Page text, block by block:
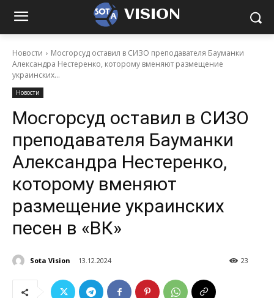
VISION
Новости
Мосгорсуд оставил в СИЗО преподавателя Бауманки
Александра Нестеренко, которому вменяют размещение
украинских...
Новости
Мосгорсуд оставил в СИЗО
преподавателя Бауманки
Александра Нестеренко,
которому вменяют
размещение украинских
песен в «ВК»
Sota Vision 13.12.2024 23